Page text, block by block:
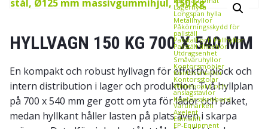
Lagerhylla
Longspan hylla
Metallhyllor
Påkörningsskydd för
pallställ
Pallställ och Pallhyllor
Pallställ tillbehör
Utdragsenhet
Småvaruhyllor
Kontorsmöbler
Kontorsmattor
Kontorsstolar
Whiteboard och
anslagstavlor
Kontorsskrivbord
Varumärken
Axelent
Edmolift
EP-Equipment
HYLLVAGN 150 KG 700 X 540 MM
En kompakt och robust hyllvagn för effektiv plock och
intern distribution i lager och produktion. Två hyllplan
på 700 x 540 mm ger gott om yta för lådor och paket,
medan hyllkant håller lasten på plats även i skarpa